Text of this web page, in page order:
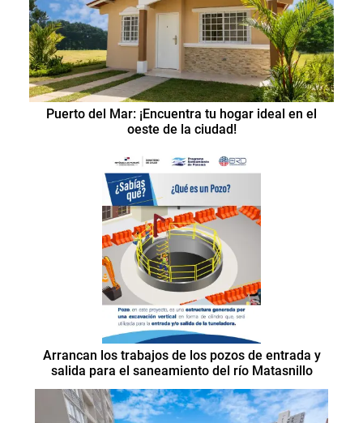
Puerto del Mar: ¡Encuentra tu hogar ideal en el
oeste de la ciudad!
Arrancan los trabajos de los pozos de entrada y
salida para el saneamiento del río Matasnillo